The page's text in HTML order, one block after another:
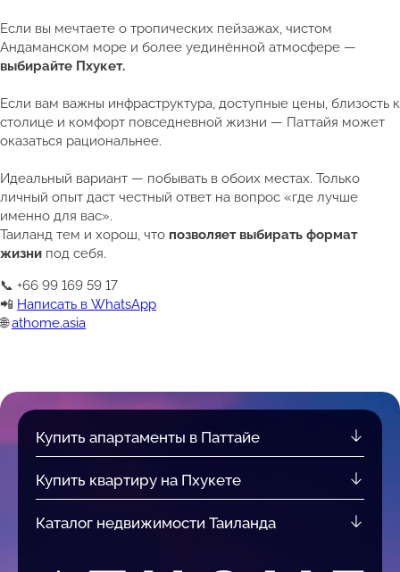
Если вы мечтаете о тропических пейзажах, чистом
Андаманском море и более уединённой атмосфере —
выбирайте Пхукет.
Если вам важны инфраструктура, доступные цены, близость к
столице и комфорт повседневной жизни — Паттайя может
оказаться рациональнее.
Идеальный вариант — побывать в обоих местах. Только
личный опыт даст честный ответ на вопрос «где лучше
именно для вас».
Таиланд тем и хорош, что позволяет выбирать формат
жизни под себя.
📞 +66 99 169 59 17
📲 Написать в WhatsApp
🌐 athome.asia
Купить апартаменты в Паттайе
Купить квартиру на Пхукете
Каталог недвижимости Таиланда